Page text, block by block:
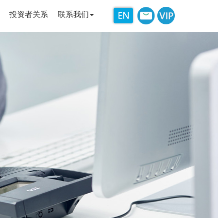
投资者关系 联系我们